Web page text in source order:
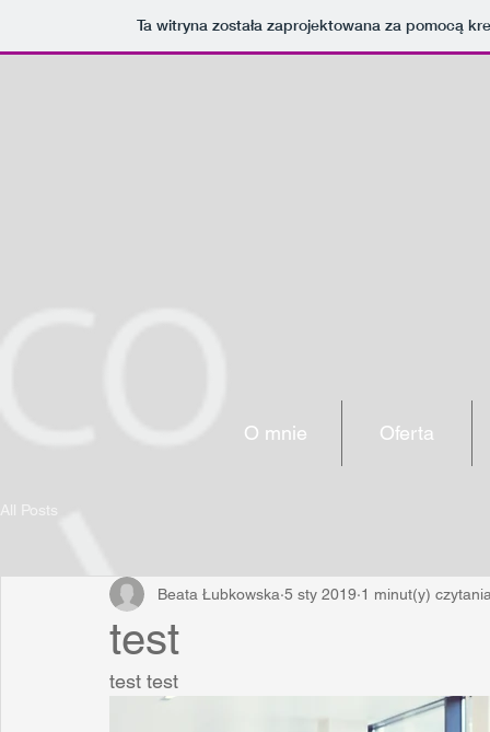
Ta witryna została zaprojektowana za pomocą
O mnie Oferta
All Posts
test
Beata Łubkowska 5 sty 2019 1 minut(y)
test test